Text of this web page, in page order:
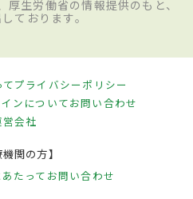
生労働省の情報提供のもと、
ております。
プライバシーポリシー
ンについてお問い合わせ
営会社
機関の方】
たって お問い合わせ